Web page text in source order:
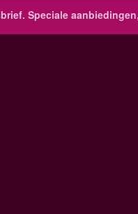
Speciale